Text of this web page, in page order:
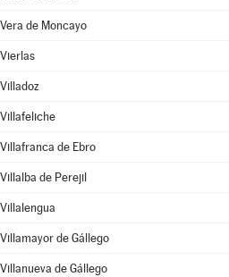
Vera de Moncayo
Vierlas
Villadoz
Villafeliche
Villafranca de Ebro
Villalba de Perejil
Villalengua
Villamayor de Gállego
Villanueva de Gállego